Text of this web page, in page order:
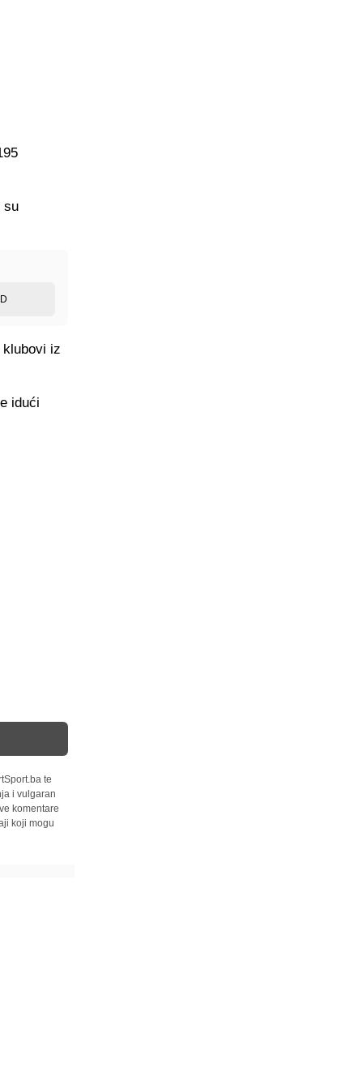
su
iz
idući
te
i vulgaran
komentare
koji mogu